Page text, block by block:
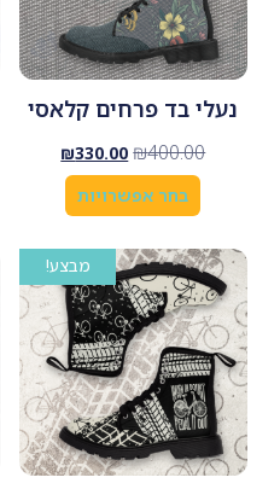
נעלי בד פרחים קלאסי
₪400.00
₪330.00
בחר אפשרויות
מבצע!